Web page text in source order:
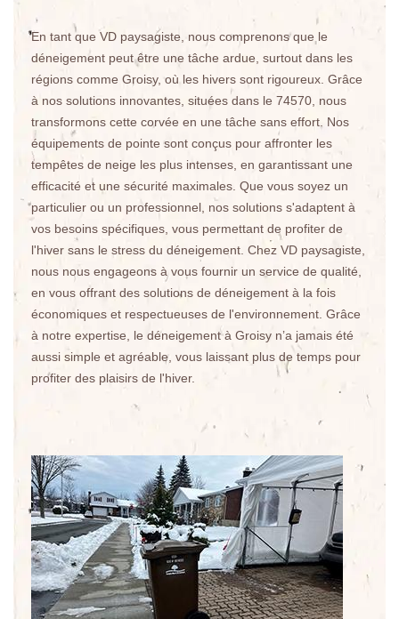
En tant que VD paysagiste, nous comprenons que le
déneigement peut être une tâche ardue, surtout dans les
régions comme Groisy, où les hivers sont rigoureux. Grâce
à nos solutions innovantes, situées dans le 74570, nous
transformons cette corvée en une tâche sans effort. Nos
équipements de pointe sont conçus pour affronter les
tempêtes de neige les plus intenses, en garantissant une
efficacité et une sécurité maximales. Que vous soyez un
particulier ou un professionnel, nos solutions s'adaptent à
vos besoins spécifiques, vous permettant de profiter de
l'hiver sans le stress du déneigement. Chez VD paysagiste,
nous nous engageons à vous fournir un service de qualité,
en vous offrant des solutions de déneigement à la fois
économiques et respectueuses de l'environnement. Grâce
à notre expertise, le déneigement à Groisy n’a jamais été
aussi simple et agréable, vous laissant plus de temps pour
profiter des plaisirs de l'hiver.